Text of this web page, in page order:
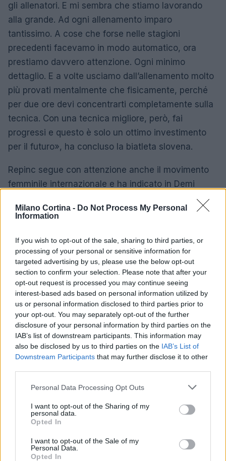
Milano Cortina - Do Not Process My Personal
Information
If you wish to opt-out of the sale, sharing to third parties, or
processing of your personal or sensitive information for
targeted advertising by us, please use the below opt-out
section to confirm your selection. Please note that after your
opt-out request is processed you may continue seeing
interest-based ads based on personal information utilized by
us or personal information disclosed to third parties prior to
your opt-out. You may separately opt-out of the further
disclosure of your personal information by third parties on the
IAB’s list of downstream participants. This information may
also be disclosed by us to third parties on the IAB’s List of
Downstream Participants that may further disclose it to other
Please note that this website/app uses one or more Google
not limited to your visit or usage behaviour. You may click to
grant or deny consent to Google and its third-party tags to
use your data for below specified purposes in below Google
consent section.
Personal Data Processing Opt Outs
I want to opt-out of the Sharing of my
personal data.
Opted In
I want to opt-out of the Sale of my
Personal Data.
Opted In
gli allenatori. E mi sembra che stiamo lavorando
alla grande. Ad ogni allenamento imparo
tantissimo. A cose che forse nelle stagioni
precedenti facevamo in modo automatico, ora
prestiamo davvero attenzione. Ogni minimo
dettaglio. E a volte usciamo dall’allenamento molto
più provati mentalmente che fisicamente, perché
per due ore devi concentrarti completamente sulla
tecnica. Con una tecnica migliore, però, fai
progressi e questo è solo un ottimo investimento
per il futuro», ha concluso la biatleta slovena.
Repinc segue con attenzione anche il movimento
femminile internazionale e ha indicato in Demi
Vollering una delle sue atlete preferite. Apprezza
inoltre la crescita di Urška Žigart, protagonista di
AUTORE
Marco Tessari
Marco Tessari, giornalista trentino
specializzato in sport invernali e montagna,
segue da anni Coppa del Mondo di sci,
Olimpiadi invernali e alpinismo; racconta gare,
atleti e cultura della montagna con
competenza tecnica e passione per le terre
alte.